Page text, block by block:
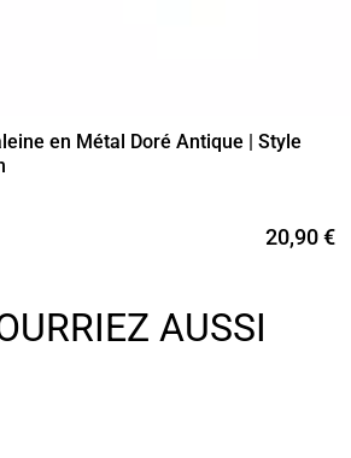
en Métal Doré Antique | Style
20,90 €
AUSSI